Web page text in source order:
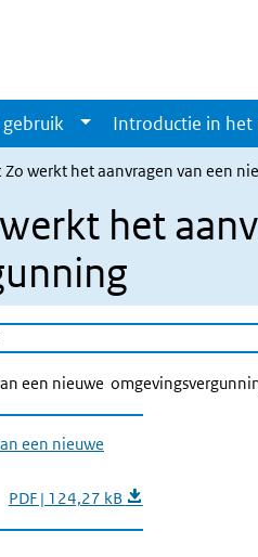
Introductie in het
werkt het aanvragen van een
het
een nieuwe
een nieuwe
PDF | 124,27 kB